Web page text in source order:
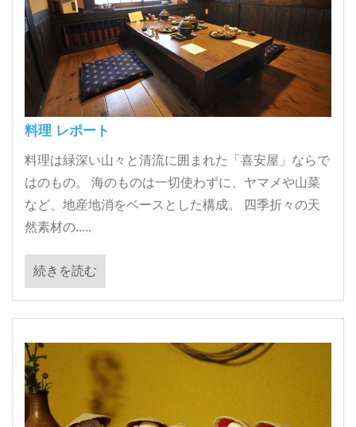
料理 レポート
料理は緑深い山々と清流に囲まれた「喜安屋」ならで
はのもの。 海のものは一切使わずに、ヤマメや山菜
など、地産地消をベースとした構成。 四季折々の天
然素材の.....
続きを読む